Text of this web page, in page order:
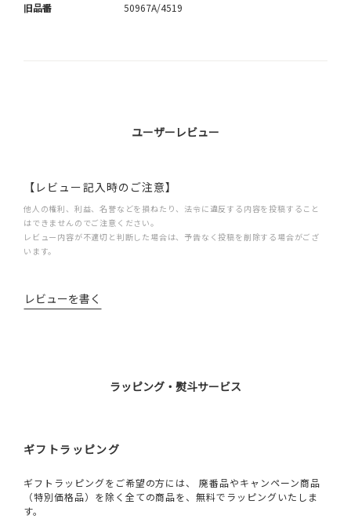
旧品番 50967A/4519
ユーザーレビュー
【レビュー記入時のご注意】
他人の権利、利益、名誉などを損ねたり、法令に違反する内容を投稿すること
はできませんのでご注意ください。
レビュー内容が不適切と判断した場合は、予告なく投稿を削除する場合がござ
います。
レビューを書く
ラッピング・熨斗サービス
ギフトラッピング
ギフトラッピングをご希望の方には、 廃番品やキャンペーン商品
（特別価格品）を除く全ての商品を、無料でラッピングいたしま
す。